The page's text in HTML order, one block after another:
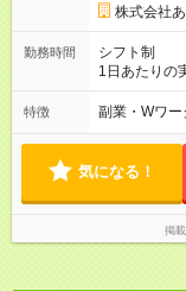
ック外東京
当 ※地域手
す。 ＜水準以上の収入を得られる環境！＞ 全社員の平均年収は
603万円（平
らに自己負
できている」と話す
あり 試用期
です。
株式会社
勤務時間
シフト制
1日あたりの実働時間
20：00、12
形労働時間制（週平均
出勤前にジ
働くことが
特徴 副業・Wワ
気になる！
掲